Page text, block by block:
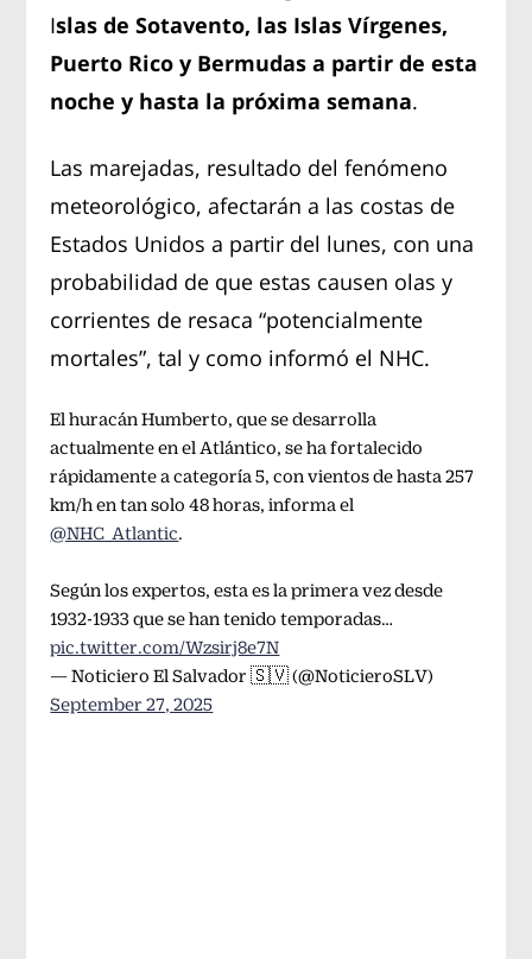
Islas de Sotavento, las Islas Vírgenes,
Puerto Rico y Bermudas a partir de esta
noche y hasta la próxima semana.
Las marejadas, resultado del fenómeno
meteorológico, afectarán a las costas de
Estados Unidos a partir del lunes, con una
probabilidad de que estas causen olas y
corrientes de resaca “potencialmente
mortales”, tal y como informó el NHC.
El huracán Humberto, que se desarrolla
actualmente en el Atlántico, se ha fortalecido
rápidamente a categoría 5, con vientos de hasta 257
km/h en tan solo 48 horas, informa el
@NHC_Atlantic.
Según los expertos, esta es la primera vez desde
1932-1933 que se han tenido temporadas…
pic.twitter.com/Wzsirj8e7N
— Noticiero El Salvador 🇸🇻 (@NoticieroSLV)
September 27, 2025